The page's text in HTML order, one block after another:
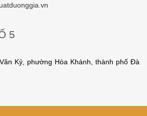
5
Kỷ, phường Hòa Khánh, thành phố Đà